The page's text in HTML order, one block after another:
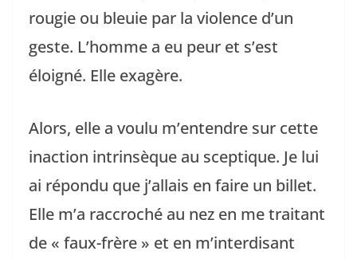
rougie ou bleuie par la violence d’un
geste. L’homme a eu peur et s’est
éloigné. Elle exagère.
Alors, elle a voulu m’entendre sur cette
inaction intrinsèque au sceptique. Je lui
ai répondu que j’allais en faire un billet.
Elle m’a raccroché au nez en me traitant
de « faux-frère » et en m’interdisant